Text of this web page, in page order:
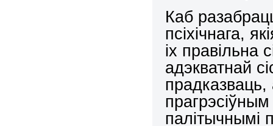
Каб
псіхічнага,
іх правільна
адэкватнай
палітычнымі